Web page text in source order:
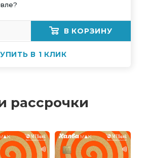
В КОРЗИНУ
В 1 КЛИК
рассрочки